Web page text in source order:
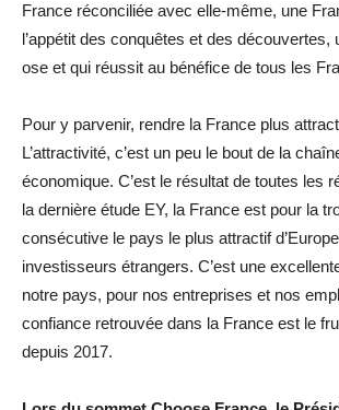
France réconciliée avec elle-même, une
l’appétit des conquêtes et des découvertes,
ose et qui réussit au bénéfice de tous les
Pour y parvenir, rendre la France plus
L’attractivité, c’est un peu le bout de la
économique. C’est le résultat de toutes les
la dernière étude EY, la France est pour la
consécutive le pays le plus attractif
investisseurs étrangers. C’est une
notre pays, pour nos entreprises et nos
confiance retrouvée dans la France est le
depuis 2017.